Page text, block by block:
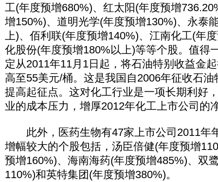
工(年度预增680%)、红太阳(年度预增
增150%)、道明光学(年度预增130%)、永泰
上)、佰利联(年度预增140%)、江南化工(年
化股份(年度预增180%以上)等等个股。值得
定从2011年11月1日起，将石油特别收益金
高至55美元/桶。这是我国自2006年征收石
提高起征点。这对化工行业是一项长期利好
业的成本压力，增厚2012年化工上市公司的
此外，医药生物有47家上市公司2011年
增幅较大的个股包括，汤臣倍健(年度预增
预增160%)、海南海药(年度预增485%)、双
110%)和英特集团(年度预增380%)。